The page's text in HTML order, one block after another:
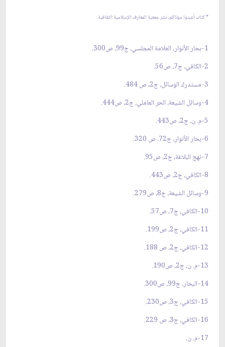
* كتاب أعينوا موتاكم، نشر جمعية المعارف الإسلامية الثقافية.
1-بحار الأنوار، العلامة المجلسي، ج99، ص300.
2-الكافي، ج7، ص56.
3-مستدرك الوسائل، ج2، ص 484.
4-وسائل الشيعة، الحر العاملي، ج2، ص444.
5-م. ن، ج2، ص443.
6-بحار الأنوار، ج72، ص 320.
7-نهج البلاغة، ج2، ص95.
8-الكافي، ج2، ص443.
9-وسائل الشيعة، ج8، ص279.
10-الكافي، ج7، ص57.
11-الكافي، ج2، ص199.
12-الكافي، ج2، ص 188.
13-م. ن، ج2، ص190.
14-البحار، ج99، ص300.
15-الكافي، ج3، ص230.
16-الكافي، ج3، ص 229.
17-م. ن.